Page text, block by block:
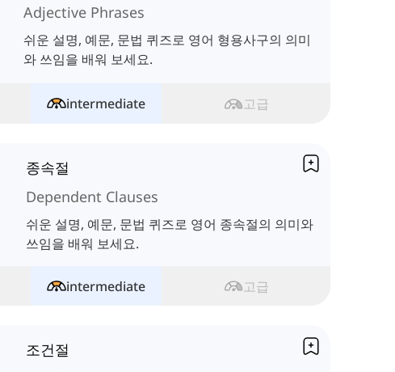
Adjective Phrases
쉬운 설명, 예문, 문법 퀴즈로 영어 형용사구의 의미
와 쓰임을 배워 보세요.
intermediate 고급
종속절
Dependent Clauses
쉬운 설명, 예문, 문법 퀴즈로 영어 종속절의 의미와
쓰임을 배워 보세요.
intermediate 고급
조건절